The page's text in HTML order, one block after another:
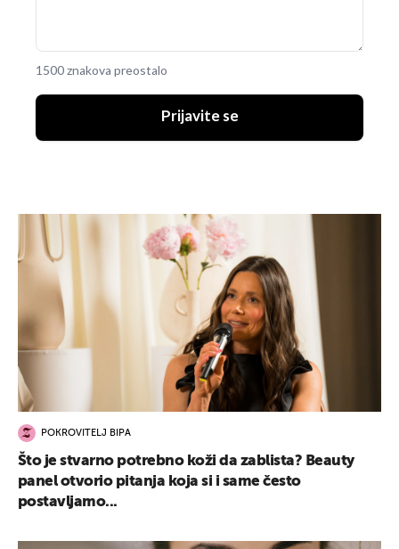
1500 znakova preostalo
Prijavite se
POKROVITELJ BIPA
Što je stvarno potrebno koži da zablista? Beauty
panel otvorio pitanja koja si i same često
postavljamo...